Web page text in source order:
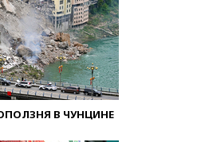
В ЧУНЦИНЕ